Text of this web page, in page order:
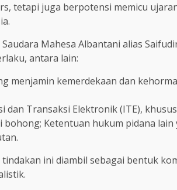
tetapi juga berpotensi memicu
Mahesa Albantani alias
antara lain:
menjamin kemerdekaan dan
Transaksi Elektronik (ITE),
Ketentuan hukum pidana lain
tindakan ini diambil sebagai bentuk